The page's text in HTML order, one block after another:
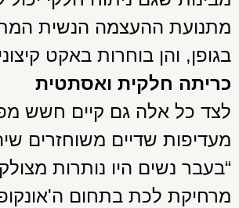
מתנועת ההעצמה הנשית
בגופן, והן בוחרות באקט
כריתה חלקית ואסתטית
לצד כל אלה גם קיים חשש
מעדיפות שדיים משוחזרים
“בעבר נשים היו נותרות
מרחיקת לכת בתחום